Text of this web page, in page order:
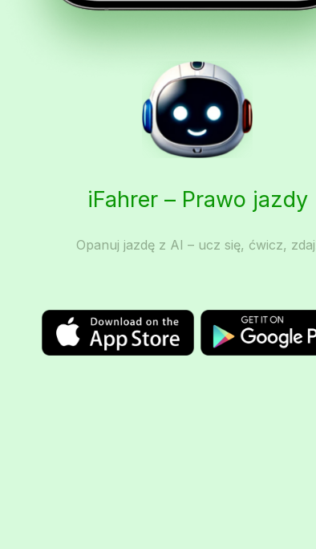
iFahrer – Prawo jazdy
Opanuj jazdę z AI – ucz się, ćwicz,